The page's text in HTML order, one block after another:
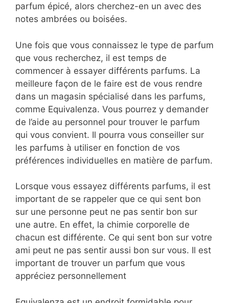
parfum épicé, alors cherchez-en un avec des
notes ambrées ou boisées.
Une fois que vous connaissez le type de parfum
que vous recherchez, il est temps de
commencer à essayer différents parfums. La
meilleure façon de le faire est de vous rendre
dans un magasin spécialisé dans les parfums,
comme Equivalenza. Vous pourrez y demander
de l’aide au personnel pour trouver le parfum
qui vous convient. Il pourra vous conseiller sur
les parfums à utiliser en fonction de vos
préférences individuelles en matière de parfum.
Lorsque vous essayez différents parfums, il est
important de se rappeler que ce qui sent bon
sur une personne peut ne pas sentir bon sur
une autre. En effet, la chimie corporelle de
chacun est différente. Ce qui sent bon sur votre
ami peut ne pas sentir aussi bon sur vous. Il est
important de trouver un parfum que vous
appréciez personnellement